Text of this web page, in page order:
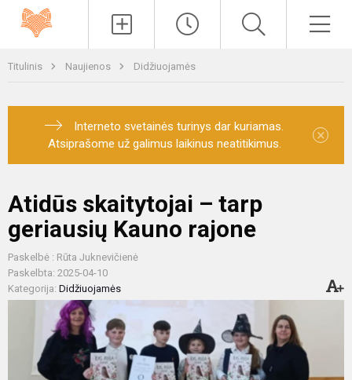
Titulinis Naujienos Didžiuojamės
Interneto svetainės turinys dar kuriamas.
Atsiprašome už galimus laikinus neatitikimus.
×
Atidūs skaitytojai – tarp
geriausių Kauno rajone
Paskelbė : Rūta Juknevičienė
Paskelbta: 2025-04-10
Kategorija: Didžiuojamės